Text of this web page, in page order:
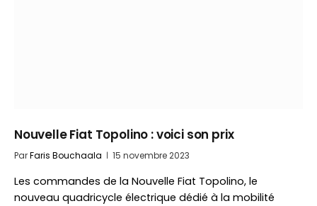
Nouvelle Fiat Topolino : voici son prix
ParFaris Bouchaala 15 novembre 2023
Les commandes de la Nouvelle Fiat Topolino, le
nouveau quadricycle électrique dédié à la mobilité